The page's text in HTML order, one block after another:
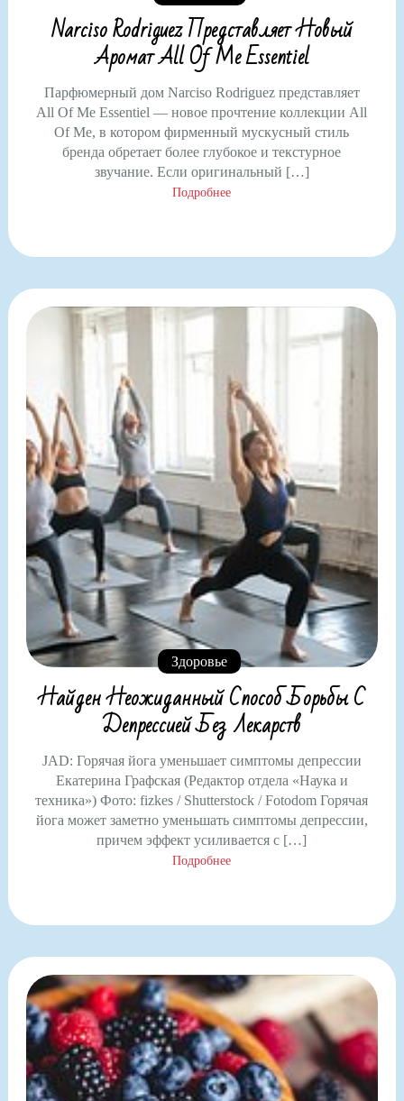
Narciso Rodriguez Представляет Новый
Аромат All Of Me Essentiel
Парфюмерный дом Narciso Rodriguez представляет
All Of Me Essentiel — новое прочтение коллекции All
Of Me, в котором фирменный мускусный стиль
бренда обретает более глубокое и текстурное
звучание. Если оригинальный […]
Подробнее
Здоровье
Найден Неожиданный Способ Борьбы С
Депрессией Без Лекарств
JAD: Горячая йога уменьшает симптомы депрессии
Екатерина Графская (Редактор отдела «Наука и
техника») Фото: fizkes / Shutterstock / Fotodom Горячая
йога может заметно уменьшать симптомы депрессии,
причем эффект усиливается с […]
Подробнее